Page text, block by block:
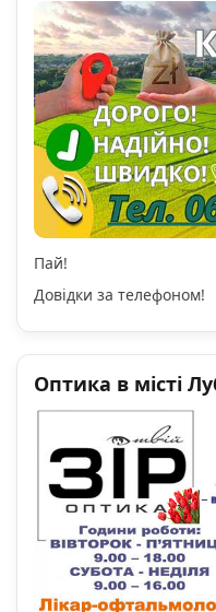
Пай!
Довідки за телефоном!
Оптика в місті